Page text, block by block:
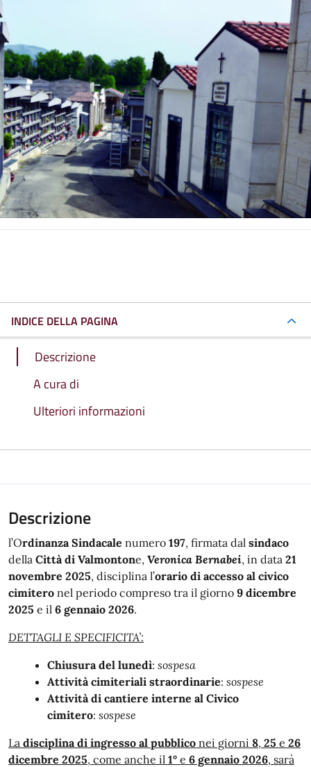
INDICE DELLA PAGINA
Descrizione
A cura di
Ulteriori informazioni
Descrizione
l’Ordinanza Sindacale numero 197, firmata dal sindaco
della Città di Valmontone, Veronica Bernabei, in data 21
novembre 2025, disciplina l’orario di accesso al civico
cimitero nel periodo compreso tra il giorno 9 dicembre
2025 e il 6 gennaio 2026.
DETTAGLI E SPECIFICITA’:
Chiusura del lunedì: sospesa
Attività cimiteriali straordinarie: sospese
Attività di cantiere interne al Civico
cimitero: sospese
La disciplina di ingresso al pubblico nei giorni 8, 25 e 26
dicembre 2025, come anche il 1° e 6 gennaio 2026, sarà